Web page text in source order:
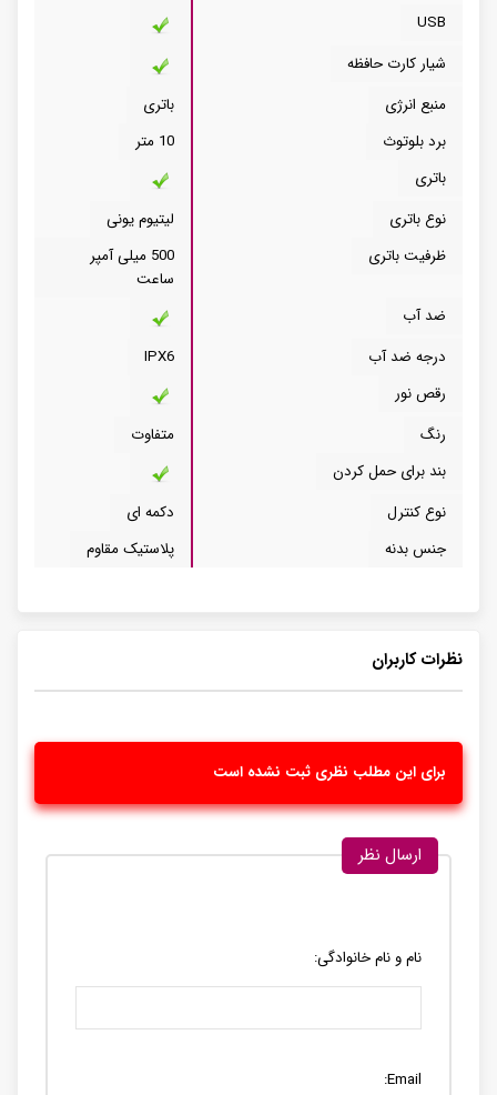
USB
شیار کارت حافظه
منبع انرژی
باتری
برد بلوتوث
10 متر
باتری
نوع باتری
لیتیوم یونی
ظرفیت باتری
500 میلی آمپر
ساعت
ضد آب
درجه ضد آب
IPX6
رقص نور
رنگ
متفاوت
بند برای حمل کردن
نوع کنترل
دکمه ای
جنس بدنه
پلاستیک مقاوم
نظرات کاربران
برای این مطلب نظری ثبت نشده است
ارسال نظر
نام و نام خانوادگی:
Email: